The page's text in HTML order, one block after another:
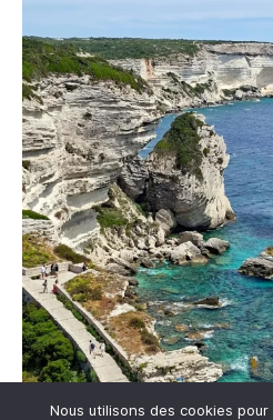
Nous utilisons des cookies